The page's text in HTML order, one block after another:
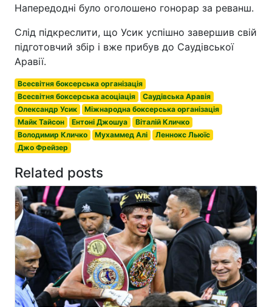
Напередодні було оголошено гонорар за реванш.
Слід підкреслити, що Усик успішно завершив свій
підготовчий збір і вже прибув до Саудівської
Аравії.
Всесвітня боксерська організація
Всесвітня боксерська асоціація
Саудівська Аравія
Олександр Усик
Міжнародна боксерська організація
Майк Тайсон
Ентоні Джошуа
Віталій Кличко
Володимир Кличко
Мухаммед Алі
Леннокс Льюїс
Джо Фрейзер
Related posts